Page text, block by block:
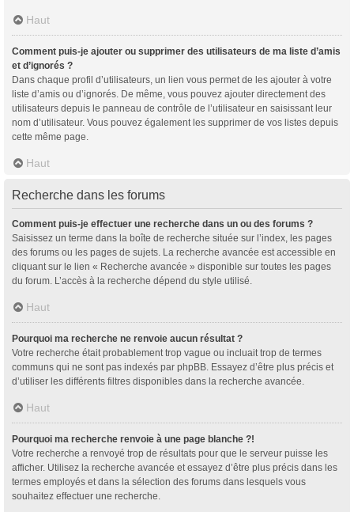
Haut
Comment puis-je ajouter ou supprimer des utilisateurs de ma liste d’amis
et d’ignorés ?
Dans chaque profil d’utilisateurs, un lien vous permet de les ajouter à votre
liste d’amis ou d’ignorés. De même, vous pouvez ajouter directement des
utilisateurs depuis le panneau de contrôle de l’utilisateur en saisissant leur
nom d’utilisateur. Vous pouvez également les supprimer de vos listes depuis
cette même page.
Haut
Recherche dans les forums
Comment puis-je effectuer une recherche dans un ou des forums ?
Saisissez un terme dans la boîte de recherche située sur l’index, les pages
des forums ou les pages de sujets. La recherche avancée est accessible en
cliquant sur le lien « Recherche avancée » disponible sur toutes les pages
du forum. L’accès à la recherche dépend du style utilisé.
Haut
Pourquoi ma recherche ne renvoie aucun résultat ?
Votre recherche était probablement trop vague ou incluait trop de termes
communs qui ne sont pas indexés par phpBB. Essayez d’être plus précis et
d’utiliser les différents filtres disponibles dans la recherche avancée.
Haut
Pourquoi ma recherche renvoie à une page blanche ?!
Votre recherche a renvoyé trop de résultats pour que le serveur puisse les
afficher. Utilisez la recherche avancée et essayez d’être plus précis dans les
termes employés et dans la sélection des forums dans lesquels vous
souhaitez effectuer une recherche.